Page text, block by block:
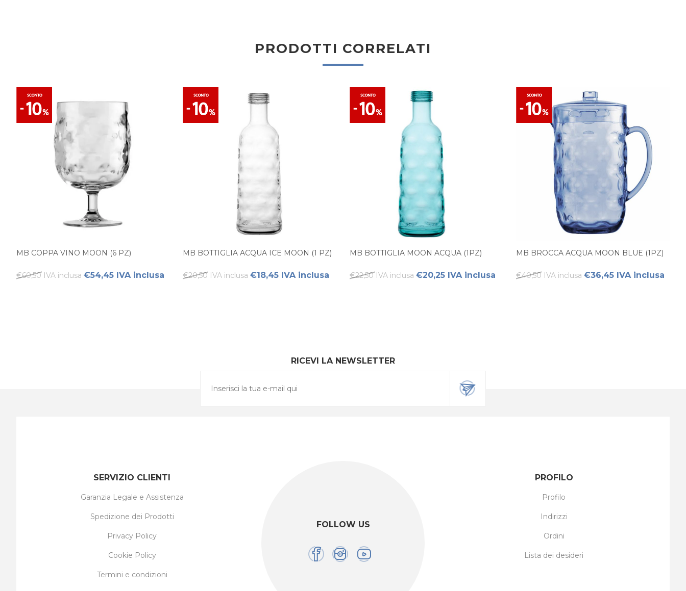
PRODOTTI CORRELATI
MB COPPA VINO MOON (6 PZ)
€60,50 IVA inclusa €54,45 IVA inclusa
MB BOTTIGLIA ACQUA ICE MOON (1 PZ)
€20,50 IVA inclusa €18,45 IVA inclusa
MB BOTTIGLIA MOON ACQUA (1PZ)
€22,50 IVA inclusa €20,25 IVA inclusa
MB BROCCA ACQUA MOON BLUE (1PZ)
€40,50 IVA inclusa €36,45 IVA inclusa
RICEVI LA NEWSLETTER
FOLLOW US
SERVIZIO CLIENTI
Garanzia Legale e Assistenza
Spedizione dei Prodotti
Privacy Policy
Cookie Policy
Termini e condizioni
PROFILO
Profilo
Indirizzi
Ordini
Lista dei desideri